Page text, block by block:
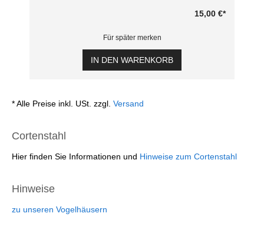
15,00 €*
Für später merken
IN DEN WARENKORB
* Alle Preise inkl. USt. zzgl. Versand
Cortenstahl
Hier finden Sie Informationen und Hinweise zum Cortenstahl
Hinweise
zu unseren Vogelhäusern